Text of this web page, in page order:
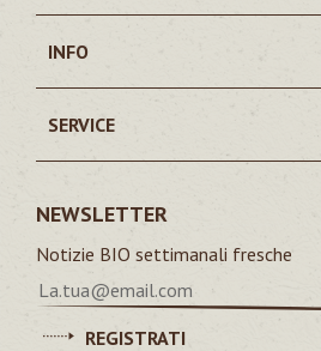
INFO
SERVICE
NEWSLETTER
Notizie BIO settimanali fresche
REGISTRATI